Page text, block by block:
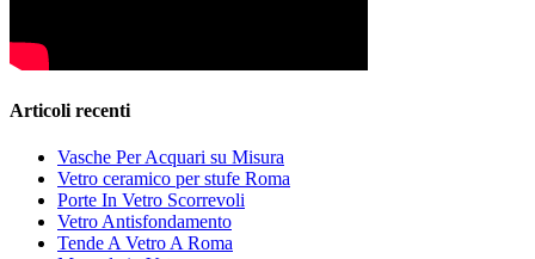
Articoli recenti
Vasche Per Acquari su Misura
Vetro ceramico per stufe Roma
Porte In Vetro Scorrevoli
Vetro Antisfondamento
Tende A Vetro A Roma